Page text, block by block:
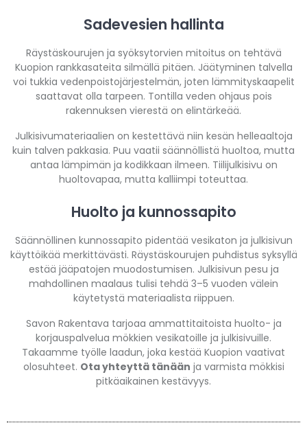
Sadevesien hallinta
Räystäskourujen ja syöksytorvien mitoitus on tehtävä
Kuopion rankkasateita silmällä pitäen. Jäätyminen talvella
voi tukkia vedenpoistojärjestelmän, joten lämmityskaapelit
saattavat olla tarpeen. Tontilla veden ohjaus pois
rakennuksen vierestä on elintärkeää.
Julkisivumateriaalien on kestettävä niin kesän helleaaltoja
kuin talven pakkasia. Puu vaatii säännöllistä huoltoa, mutta
antaa lämpimän ja kodikkaan ilmeen. Tiilijulkisivu on
huoltovapaa, mutta kalliimpi toteuttaa.
Huolto ja kunnossapito
Säännöllinen kunnossapito pidentää vesikaton ja julkisivun
käyttöikää merkittävästi. Räystäskourujen puhdistus syksyllä
estää jääpatojen muodostumisen. Julkisivun pesu ja
mahdollinen maalaus tulisi tehdä 3–5 vuoden välein
käytetystä materiaalista riippuen.
Savon Rakentava tarjoaa ammattitaitoista huolto- ja
korjauspalvelua mökkien vesikatoille ja julkisivuille.
Takaamme työlle laadun, joka kestää Kuopion vaativat
olosuhteet. Ota yhteyttä tänään ja varmista mökkisi
pitkäaikainen kestävyys.